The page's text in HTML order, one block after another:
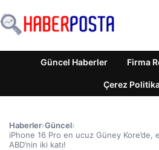
Güncel Haberler Firma
Çerez
Haberler›Güncel›
iPhone 16 Pro en ucuz Güney Kore’de,
ABD’nin iki katı!